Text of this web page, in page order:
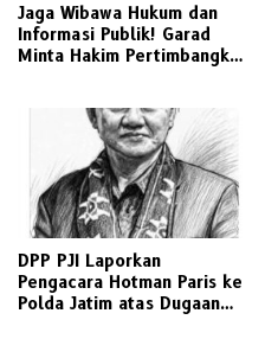
Jaga Wibawa Hukum dan
Informasi Publik! Garad
Minta Hakim Pertimbangkan
DPP PJI Laporkan
Pengacara Hotman Paris ke
Polda Jatim atas Dugaan